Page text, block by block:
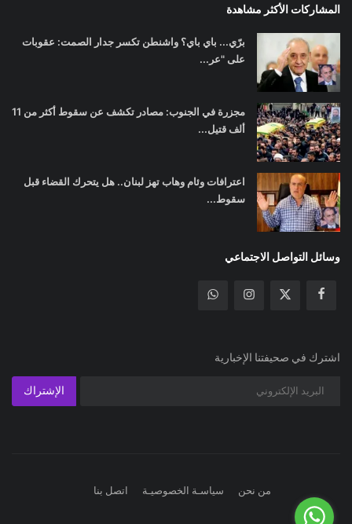
المشاركات الأكثر مشاهدة
برّي... باي باي؟ واشنطن تكسر جدار الصمت: عقوبات
على "عر...
مجزرة في الجنوب: مصادر تكشف عن سقوط أكثر من 11
ألف قتيل...
اعترافات وئام وهاب تهز لبنان.. هل يتحرك القضاء قبل
سقوط...
وسائل التواصل الاجتماعي
اشترك في صحيفتنا الإخبارية
الإشتراك
من نحن سياسـة الخصوصيـة اتصل بنا